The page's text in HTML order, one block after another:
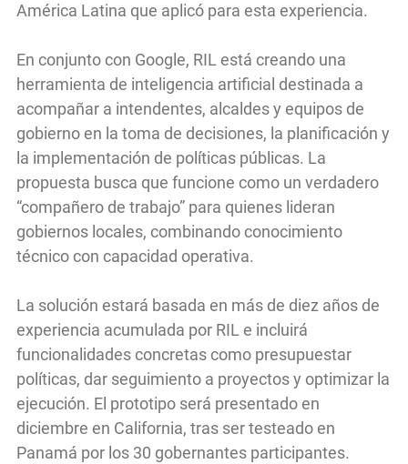
América Latina que aplicó para esta experiencia.
En conjunto con Google, RIL está creando una
herramienta de inteligencia artificial destinada a
acompañar a intendentes, alcaldes y equipos de
gobierno en la toma de decisiones, la planificación y
la implementación de políticas públicas. La
propuesta busca que funcione como un verdadero
“compañero de trabajo” para quienes lideran
gobiernos locales, combinando conocimiento
técnico con capacidad operativa.
La solución estará basada en más de diez años de
experiencia acumulada por RIL e incluirá
funcionalidades concretas como presupuestar
políticas, dar seguimiento a proyectos y optimizar la
ejecución. El prototipo será presentado en
diciembre en California, tras ser testeado en
Panamá por los 30 gobernantes participantes.